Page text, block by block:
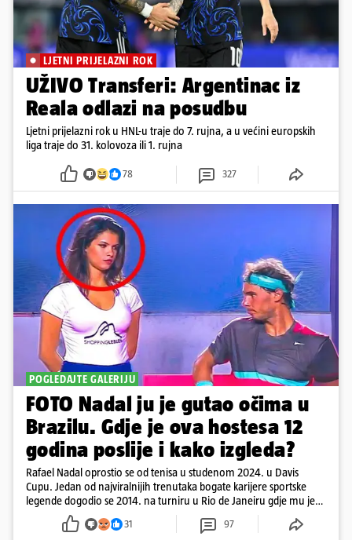
LJETNI PRIJELAZNI ROK
UŽIVO Transferi: Argentinac iz
Reala odlazi na posudbu
Ljetni prijelazni rok u HNL-u traje do 7. rujna, a u većini europskih
liga traje do 31. kolovoza ili 1. rujna
78 327
POGLEDAJTE GALERIJU
FOTO Nadal ju je gutao očima u
Brazilu. Gdje je ova hostesa 12
godina poslije i kako izgleda?
Rafael Nadal oprostio se od tenisa u studenom 2024. u Davis
Cupu. Jedan od najviralnijih trenutaka bogate karijere sportske
legende dogodio se 2014. na turniru u Rio de Janeiru gdje mu je
pažnju odvlačila ljepotica iza klupe
31 97